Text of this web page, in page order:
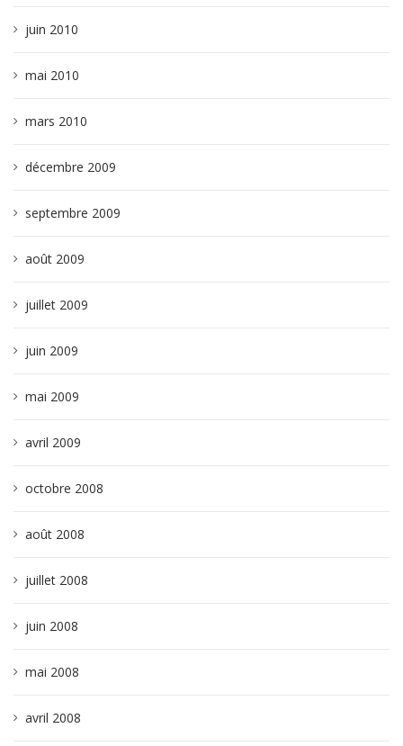
juin 2010
mai 2010
mars 2010
décembre 2009
septembre 2009
août 2009
juillet 2009
juin 2009
mai 2009
avril 2009
octobre 2008
août 2008
juillet 2008
juin 2008
mai 2008
avril 2008